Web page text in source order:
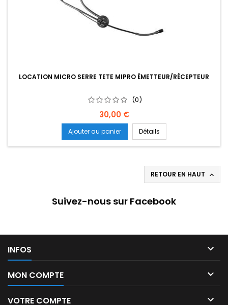
LOCATION MICRO SERRE TETE MIPRO ÉMETTEUR/RÉCEPTEUR
(0)
Prix
30,00 €
Ajouter au panier Détails
RETOUR EN HAUT 
Suivez-nous sur Facebook
INFOS 
MON COMPTE 
VOTRE COMPTE 